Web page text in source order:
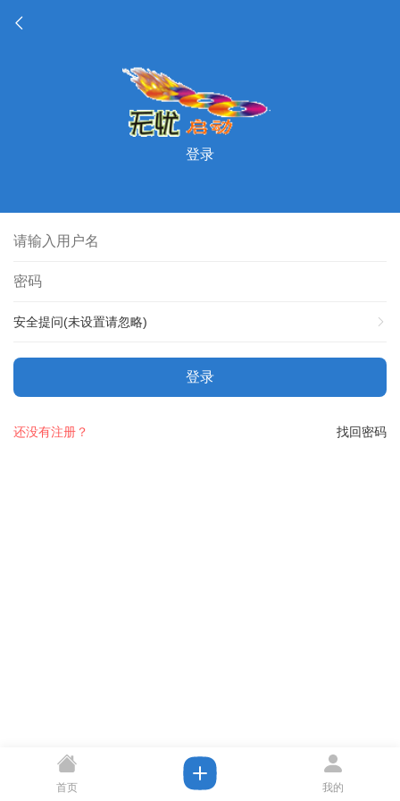
登录
安全提问(未设置请忽略)
登录
找回密码
还没有注册？
首页 我的